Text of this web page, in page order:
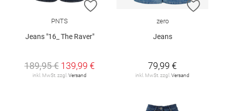
ZUR WUNSCHLISTE HINZUFÜGEN
PNTS
Jeans "16_ The Raver"
189,95 € 139,99 €
inkl. MwSt. zzgl.Versand
ZUR
zero
Jeans
79,99 €
inkl. MwSt. zzgl.Versand